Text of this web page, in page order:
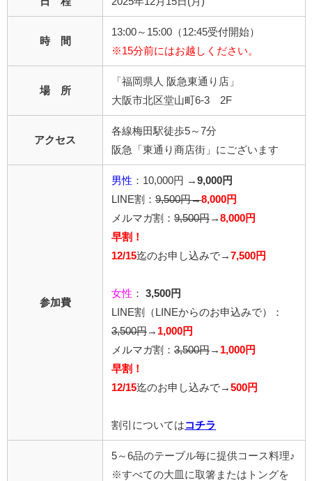
時 間
13:00～15:00（12:45受付開始）
※15分前にはお越しください。
場 所
「福岡県人 阪急東通り店」
大阪市北区堂山町6-3 2F
アクセス
各線梅田駅徒歩5～7分
阪急「東通り商店街」にございます
参加費
男性 ：10,000円 → 9,000円
LINE割： 9,500円→8,000円
メルマガ割： 9,500円 → 8,000円
早割！
12/15迄のお申し込みで→ 7,500円
女性 ：
3,500円
LINE割
（LINEからのお申込みで）
：
3,500円 → 1,000円
メルマガ割： 3,500円 → 1,000円
早割！
12/15迄のお申し込みで → 500円
割引については コチラ
5～6品のテーブル毎に提供コース料理♪
※すべての大皿に取箸またはトングを